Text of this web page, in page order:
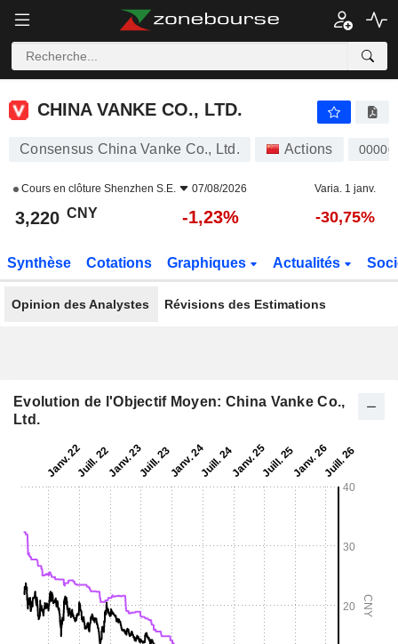
CHINA VANKE CO., LTD.
CHINA VANKE CO., LTD.
Consensus China Vanke Co., Ltd. Actions
Cours en clôture Shenzhen S.E. 07/08/2026 Varia. 1 janv.
3,220 CNY -1,23% -30,75%
Synthèse Cotations Graphiques Actualités
Opinion des Analystes Révisions des Estimations
Evolution de l'Objectif Moyen: China Vanke Co.,
Ltd.